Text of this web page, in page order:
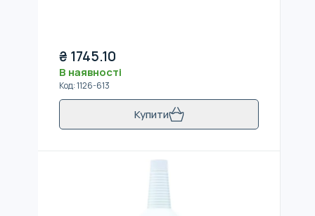
₴ 1745.10
В наявності
Код:1126-613
Купити